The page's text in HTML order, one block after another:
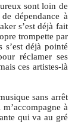
sont loin de
dépendance à
s’est déjà fait
trompette par
déjà pointé
réclamer ses
ces artistes-là
sans arrêt
à
qui va au gré